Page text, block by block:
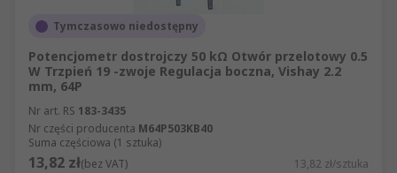
Tymczasowo niedostępny
Potencjometr dostrojczy 50 kΩ Otwór przelotowy 0.5
W Trzpień 19 -zwoje Regulacja boczna, Vishay 2.2
mm, 64P
Nr art. RS 183-3435
Nr części producenta M64P503KB40
Suma częściowa (1 sztuka)
13,82 zł(bez VAT) 13,82 zł/sztuka